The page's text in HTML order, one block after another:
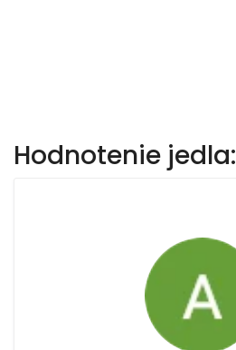
Hodnotenie jedla: